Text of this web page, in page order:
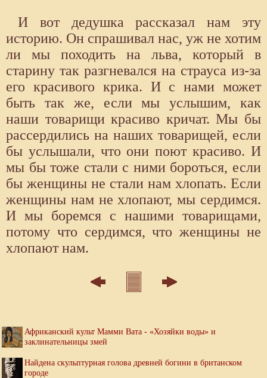
И вот дедушка рассказал нам эту
историю. Он спрашивал нас, уж не хотим
ли мы походить на льва, который в
старину так разгневался на страуса из-за
его красивого крика. И с нами может
быть так же, если мы услышим, как
наши товарищи красиво кричат. Мы бы
рассердились на наших товарищей, если
бы услышали, что они поют красиво. И
мы бы тоже стали с ними бороться, если
бы женщины не стали нам хлопать. Если
женщины нам не хлопают, мы сердимся.
И мы боремся с нашими товарищами,
потому что сердимся, что женщины не
хлопают нам.
Африканский культ Мамми Вата - «Хозяйки воды» и
заклинательницы змей
Найдена скульптурная голова древней богини в британском
городе